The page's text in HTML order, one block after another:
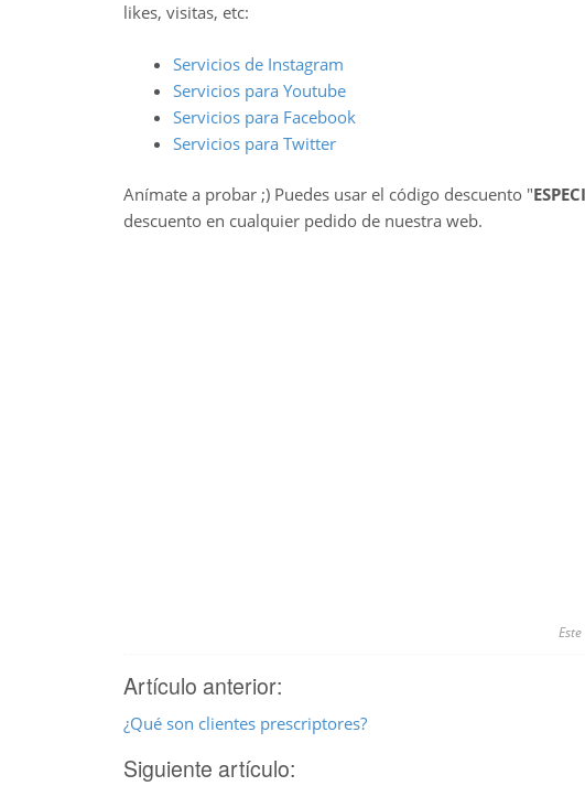
likes, visitas, etc:
Servicios de Instagram
Servicios para Youtube
Servicios para Facebook
Servicios para Twitter
Anímate a probar ;) Puedes usar el código descuento "
descuento en cualquier pedido de nuestra web.
Artículo anterior:
¿Qué son clientes prescriptores?
Siguiente artículo: